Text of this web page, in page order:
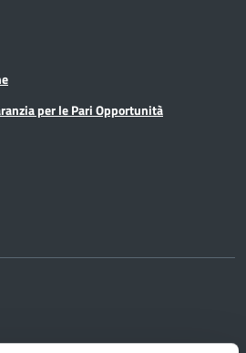
per le Pari Opportunità